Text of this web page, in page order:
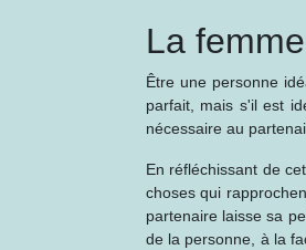
La
Être une personne
parfait, mais s'il est
nécessaire au
En réfléchissant de
choses qui
partenaire laisse sa
de la personne, à la